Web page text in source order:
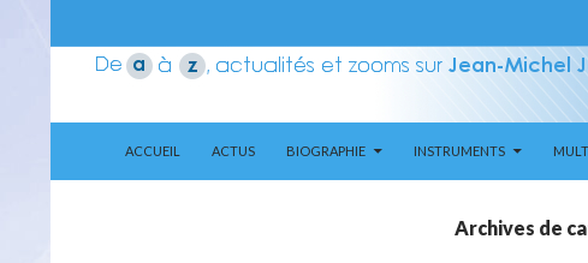
Aerozone JMJ
ACCUEIL
ACTUS BIOGRAPHIE INSTRUMENTS
Archives de